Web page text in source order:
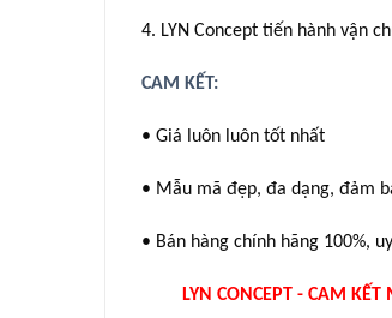
4. LYN Concept tiến hành vận
CAM KẾT:
• Giá luôn luôn tốt nhất
• Mẫu mã đẹp, đa dạng, đảm
• Bán hàng chính hãng 100%,
LYN CONCEPT - CAM